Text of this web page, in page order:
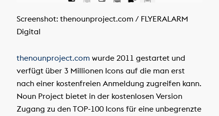
Screenshot: thenounproject.com / FLYERALARM
Digital
thenounproject.com wurde 2011 gestartet und
verfügt über 3 Millionen Icons auf die man erst
nach einer kostenfreien Anmeldung zugreifen kann.
Noun Project bietet in der kostenlosen Version
Zugang zu den TOP-100 Icons für eine unbegrenzte